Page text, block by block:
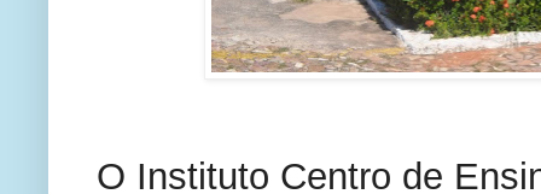
O Instituto Centro de